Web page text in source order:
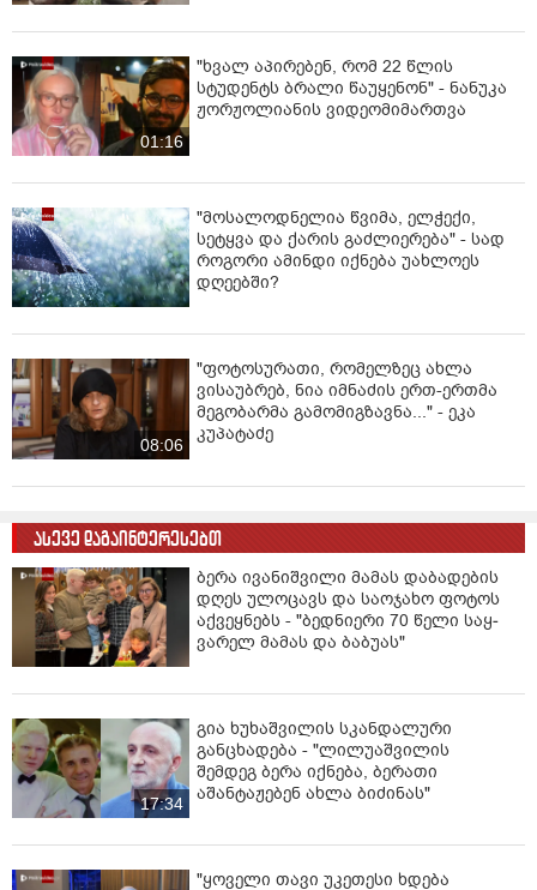
გერმანიის მართლმსაჯულება არა ქურდობას, არამედ
პოლიციისადმი წინააღმდეგობის გაწევას ედავებოდა.
შეგახსენებთ, რომ აშშ-მა საქართველოს ყოფილ
მთავარ პროკურორს, ოთარ-ფარცხალაძეს სანქციები
დაუწესა. ამის შესახებ ინფორმაციას აშშ-ის სახაზინო
დეპარტამენტის უცხოური აქტივების კონტროლის
ოფისი ავრცელებს.
მათი ცნობით, ახალი სასანქციო პაკეტის ფარგლებში
სანქციები კიდევ 24 ინდივიდზე გავრცელდება,
რომელთა შორის ოთარ ფარცხალაძეც არის.
ქართველ-რუს ოლიგარქად მოიხსენიებს,
რომელთანაც რუსეთის უშიშროების ფედერალური
სამსახური (“ეფესბე”) მუშაობდა, რათა რუსეთის
სასარგებლოდ გავლენა მოეხდინა ქართულ
თურქეთიდან, არაბთა გაერთიანებულ საამიროებიდან
და საქართველოდან 150-ზე მეტ ბიზნესსა და
ინდივიდს ასანქცირებს, რათა კრემლის
ტექნოლოგიებზე, ფულსა და ფინანსურ არხებზე
წვდომა აღკვეთოს უკრაინის წინააღმდეგ ომის
საწარმოებლად.
01:16
"ხვალ აპირებენ, რომ 22 წლის
სტუდენტს ბრალი წაუყენონ" - ნანუკა
ჟორჟოლიანის ვიდეომიმართვა
"მოსალოდნელია წვიმა, ელჭექი,
სეტყვა და ქარის გაძლიერება" - სად
როგორი ამინდი იქნება უახლოეს
დღეებში?
08:06
"ფოტოსურათი, რომელზეც ახლა
ვისაუბრებ, ნია იმნაძის ერთ-ერთმა
მეგობარმა გამომიგზავნა..." - ეკა
კუპატაძე
ასევე დაგაინტერესებთ
ბერა ივანიშვილი მამას დაბადების
დღეს ულოცავს და საოჯახო ფოტოს
აქვეყნებს - "ბედ­ნი­ე­რი 70 წელი საყ­
ვა­რელ მა­მას და ბა­ბუ­ას"
17:34
გია ხუხაშვილის სკანდალური
განცხადება - "ლილუაშვილის
შემდეგ ბერა იქნება, ბერათი
აშანტაჟებენ ახლა ბიძინას"
"ყოველი თავი უკეთესი ხდება